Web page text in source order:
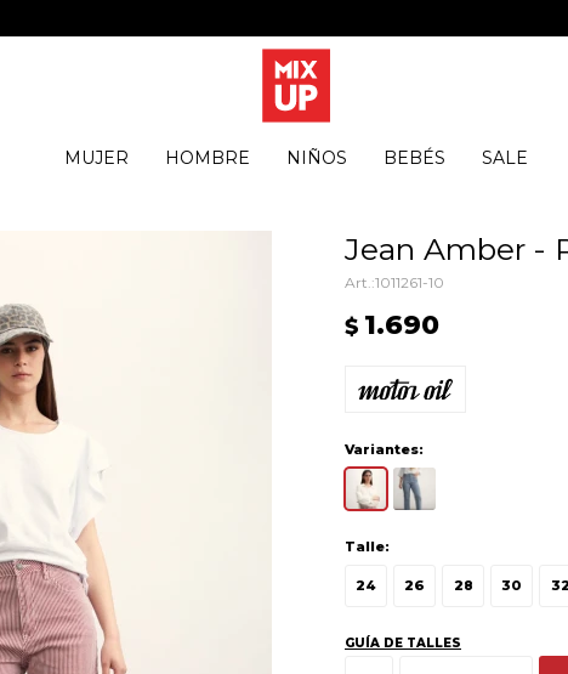
MUJER HOMBRE NIÑOS BEBÉS SALE
Jean Amber -
1011261-10
$ 1.690
Variantes:
Talle:
24 26 28 30 32
GUÍA DE TALLES